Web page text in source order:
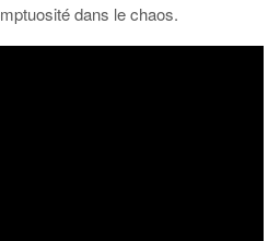
dans le chaos.